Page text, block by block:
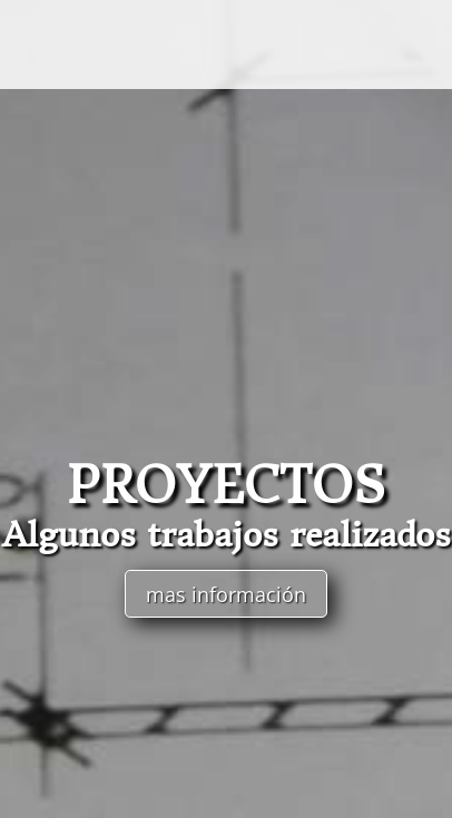
PROYECTOS
Algunos trabajos realizados
mas información